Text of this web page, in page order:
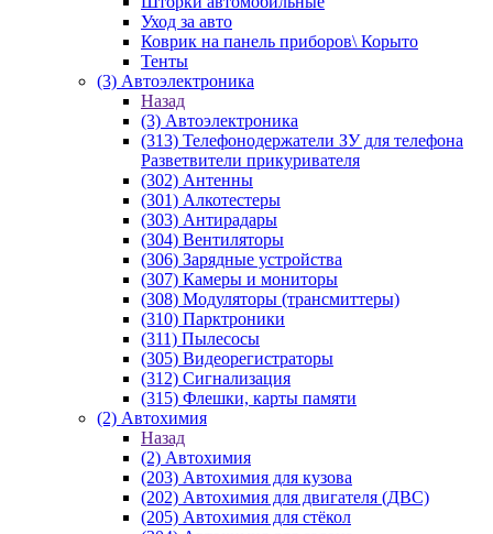
Уход за авто
Коврик на панель приборов\ Корыто
Тенты
(3) Автоэлектроника
Назад
(3) Автоэлектроника
(313) Телефонодержатели ЗУ для телефона
Разветвители прикуривателя
(302) Антенны
(301) Алкотестеры
(303) Антирадары
(304) Вентиляторы
(306) Зарядные устройства
(307) Камеры и мониторы
(308) Модуляторы (трансмиттеры)
(310) Парктроники
(311) Пылесосы
(305) Видеорегистраторы
(312) Сигнализация
(315) Флешки, карты памяти
(2) Автохимия
Назад
(2) Автохимия
(203) Автохимия для кузова
(202) Автохимия для двигателя (ДВС)
(205) Автохимия для стёкол